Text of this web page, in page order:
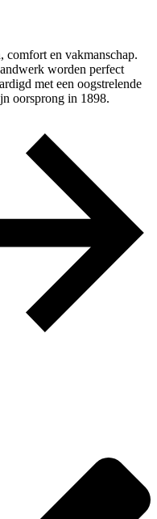
comfort en vakmanschap.
worden perfect
met een oogstrelende
oorsprong in 1898.